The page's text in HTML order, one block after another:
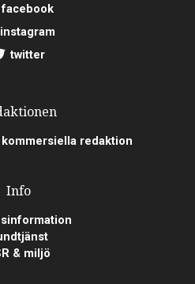
facebook
instagram
twitter
redaktion
Info
& miljö